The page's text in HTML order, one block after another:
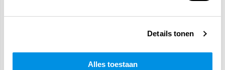
Details tonen
Alles toestaan
werkhandschoenen
3,10 6,10